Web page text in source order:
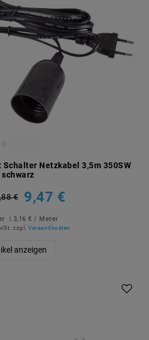
Netzkabel 3,5m 350SW
schwarz
€ 9,47 €
| 3,16 € / Meter
zzgl. Versandkosten
anzeigen